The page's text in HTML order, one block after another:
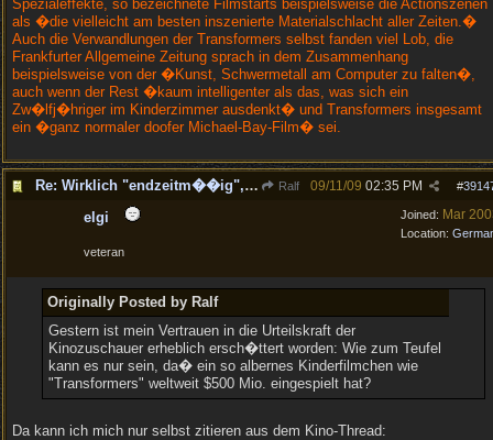
Spezialeffekte, so bezeichnete Filmstarts beispielsweise die Actionszenen
als �die vielleicht am besten inszenierte Materialschlacht aller Zeiten.�
Auch die Verwandlungen der Transformers selbst fanden viel Lob, die
Frankfurter Allgemeine Zeitung sprach in dem Zusammenhang
beispielsweise von der �Kunst, Schwermetall am Computer zu falten�,
auch wenn der Rest �kaum intelligenter als das, was sich ein
Zw�lfj�hriger im Kinderzimmer ausdenkt� und Transformers insgesamt
ein �ganz normaler doofer Michael-Bay-Film� sei.
Re: Wirklich "endzeitm��ig", oder was?! Ralf #
09/11/09 02:35 PM
Joined: Mar
Location:
elgi
veteran
Originally Posted by Ralf
Gestern ist mein Vertrauen in die Urteilskraft der
Kinozuschauer erheblich ersch�ttert worden: Wie zum Teufel
kann es nur sein, da� ein so albernes Kinderfilmchen wie
"Transformers" weltweit $500 Mio. eingespielt hat?
Da kann ich mich nur selbst zitieren aus dem Kino-Thread: